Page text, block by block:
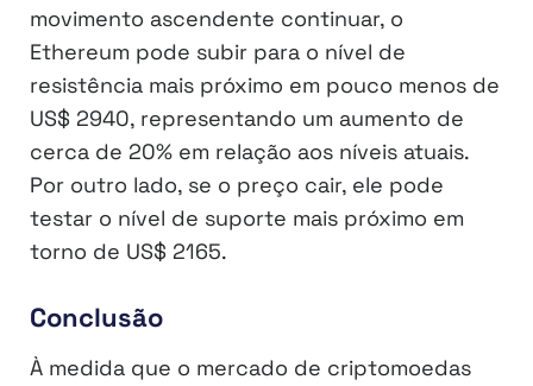
movimento ascendente continuar, o
Ethereum pode subir para o nível de
resistência mais próximo em pouco menos de
US$ 2940, representando um aumento de
cerca de 20% em relação aos níveis atuais.
Por outro lado, se o preço cair, ele pode
testar o nível de suporte mais próximo em
torno de US$ 2165.
Conclusão
À medida que o mercado de criptomoedas